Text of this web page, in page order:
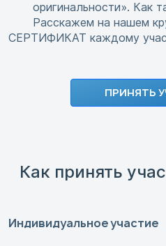
оригинальности». Как
Расскажем на нашем
СЕРТИФИКАТ каждому
ПРИНЯТЬ
Как принять
Индивидуальное участие